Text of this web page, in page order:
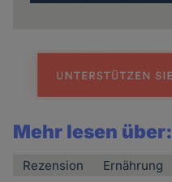
Mehr lesen über:
Rezension Ernährung